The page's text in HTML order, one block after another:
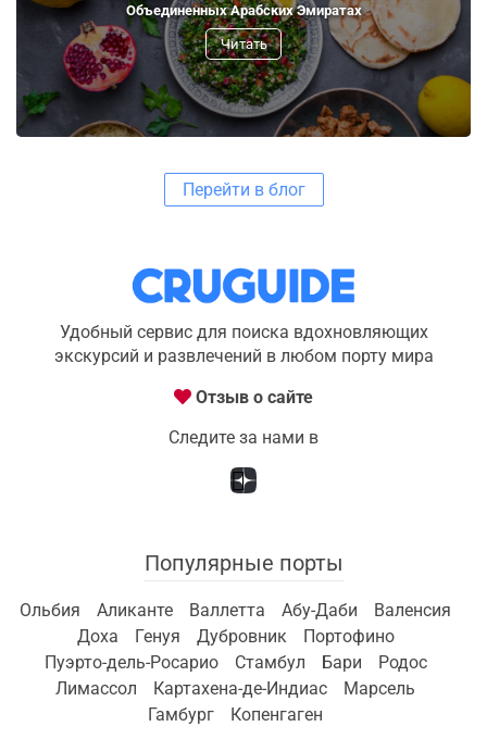
Объединенных Арабских Эмиратах
Читать
Перейти в блог
Удобный сервис для поиска вдохновляющих
экскурсий и развлечений в любом порту мира
Отзыв о сайте
Следите за нами в
Популярные порты
Ольбия Аликанте Валлетта Абу-Даби
Валенсия
Доха
Генуя Дубровник
Портофино
Пуэрто-дель-Росарио
Стамбул Бари
Родос
Лимассол
Картахена-де-Индиас
Марсель
Гамбург
Копенгаген